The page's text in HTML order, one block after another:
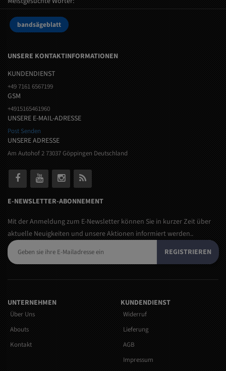
bandsägeblatt
UNSERE KONTAKTINFORMATIONEN
KUNDENDIENST
+49 7161 6567199
GSM
+4915165461960
UNSERE E-MAIL-ADRESSE
Post Senden
UNSERE ADRESSE
Am Autohof 2 73037 Göppingen Deutschland
E-NEWSLETTER-ABONNEMENT
Mit der Anmeldung zum E-Newsletter können Sie in kurzer Zeit über
aktuelle Neuigkeiten und unsere Aktionen informiert werden..
REGISTRIEREN
UNTERNEHMEN
Über Uns
Abouts
Kontakt
KUNDENDIENST
Widerruf
Lieferung
AGB
Impressum